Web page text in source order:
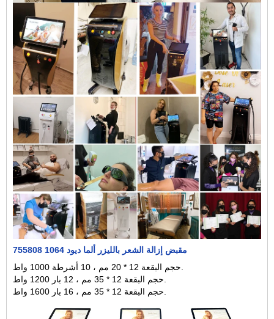
755808 1064 مقبض إزالة الشعر بالليزر ألما ديود